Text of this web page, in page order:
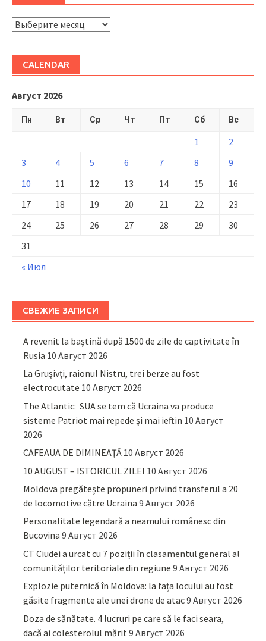
ARHIVĂ
CALENDAR
Август 2026
Пн Вт Ср Чт Пт Сб Вс
« Июл
1
2
3
4 5 6 7 8
9
10
11 12 13 14 15
16
17
18 19 20 21 22
23
24
25 26 27 28 29
30
31
СВЕЖИЕ ЗАПИСИ
A revenit la baștină după 1500 de zile de captivitate în
Rusia 10 Август 2026
La Grușivți, raionul Nistru, trei berze au fost
electrocutate 10 Август 2026
The Atlantic: SUA se tem că Ucraina va produce
sisteme Patriot mai repede și mai ieftin 10 Август
2026
CAFEAUA DE DIMINEAȚĂ 10 Август 2026
10 AUGUST – ISTORICUL ZILEI 10 Август 2026
Moldova pregătește propuneri privind transferul a 20
de locomotive către Ucraina 9 Август 2026
Personalitate legendară a neamului românesc din
Bucovina 9 Август 2026
CT Ciudei a urcat cu 7 poziții în clasamentul general al
comunităților teritoriale din regiune 9 Август 2026
Explozie puternică în Moldova: la fața locului au fost
găsite fragmente ale unei drone de atac9 Август 2026
Doza de sănătate. 4 lucruri pe care să le faci seara,
dacă ai colesterolul mărit 9 Август 2026